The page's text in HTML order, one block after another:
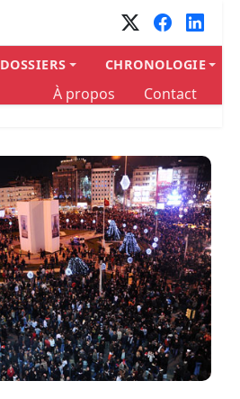
DOSSIERS CHRONOLOGIE
À propos Contact